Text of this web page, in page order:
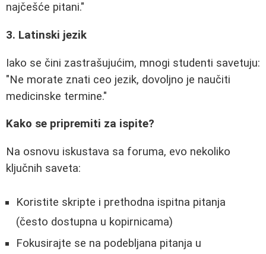
najčešće pitani."
3. Latinski jezik
Iako se čini zastrašujućim, mnogi studenti savetuju:
"Ne morate znati ceo jezik, dovoljno je naučiti
medicinske termine."
Kako se pripremiti za ispite?
Na osnovu iskustava sa foruma, evo nekoliko
ključnih saveta:
Koristite skripte i prethodna ispitna pitanja
(često dostupna u kopirnicama)
Fokusirajte se na podebljana pitanja u